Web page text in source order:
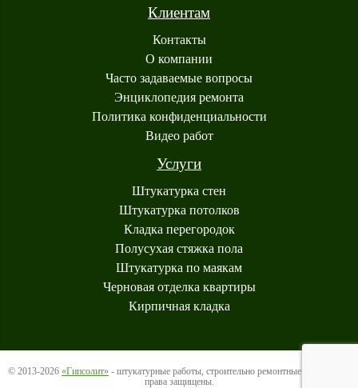
Клиентам
Контакты
О компании
Часто задаваемые вопросы
Энциклопедия ремонта
Политика конфиденциальности
Видео работ
Услуги
Штукатурка стен
Штукатурка потолков
Кладка перегородок
Полусухая стяжка пола
Штукатурка по маякам
Черновая отделка квартиры
Кирпичная кладка
© 2013-2026 «Гипсолит» - штукатурные работы, строительно ремонтные услуги. Все
права защищены.